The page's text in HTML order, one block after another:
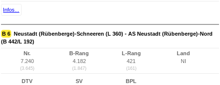
Infos...
B 6 Neustadt (Rübenberge)-Schneeren (L 360) - AS Neustadt (Rübenberge)-Nord
(B 442/L 192)
Nr.
7.240
(3.645)
B-Rang
4.182
(1.847)
L-Rang
421
(161)
Land
NI
DTV
SV
BPL